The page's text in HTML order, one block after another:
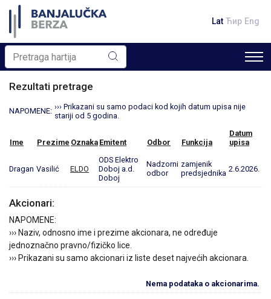
Lat Ћир Eng
Rezultati pretrage
NAPOMENE: ››› Prikazani su samo podaci kod kojih datum upisa nije
stariji od 5 godina.
Ime Prezime Oznaka Emitent Odbor Funkcija
Datum
upisa
Dragan Vasilić ELDO
ODS Elektro
Doboj a.d.
Doboj
Nadzorni
odbor
zamjenik
predsjednika 2.6.2026.
Akcionari:
NAPOMENE:
››› Naziv, odnosno ime i prezime akcionara, ne određuje
jednoznačno pravno/fizičko lice.
››› Prikazani su samo akcionari iz liste deset najvećih akcionara.
Nema podataka o akcionarima.